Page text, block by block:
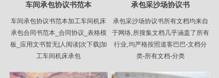
车间承包协议书范本
车间承包协议书范本加工车间机床
承包合同书范本_合同协议_表格模
板_应用文书暂无|人阅读|次下载|加
工车间机床承包
承包采沙场协议书
承包采沙场协议书所有文档均来自
于网络,所搜集文档几乎涵盖了所有
行业,均严格按照道客巴巴-文档分
类-所有文档-分类